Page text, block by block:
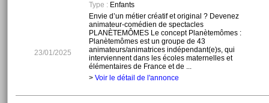
23/01/2025
Type :Enfants
Envie d’un métier créatif et original ? Devenez
animateur-comédien de spectacles
PLANÈTEMÔMES Le concept Planètemômes :
Planètemômes est un groupe de 43
animateurs/animatrices indépendant(e)s, qui
interviennent dans les écoles maternelles et
élémentaires de France et de ...
> Voir le détail de l'annonce